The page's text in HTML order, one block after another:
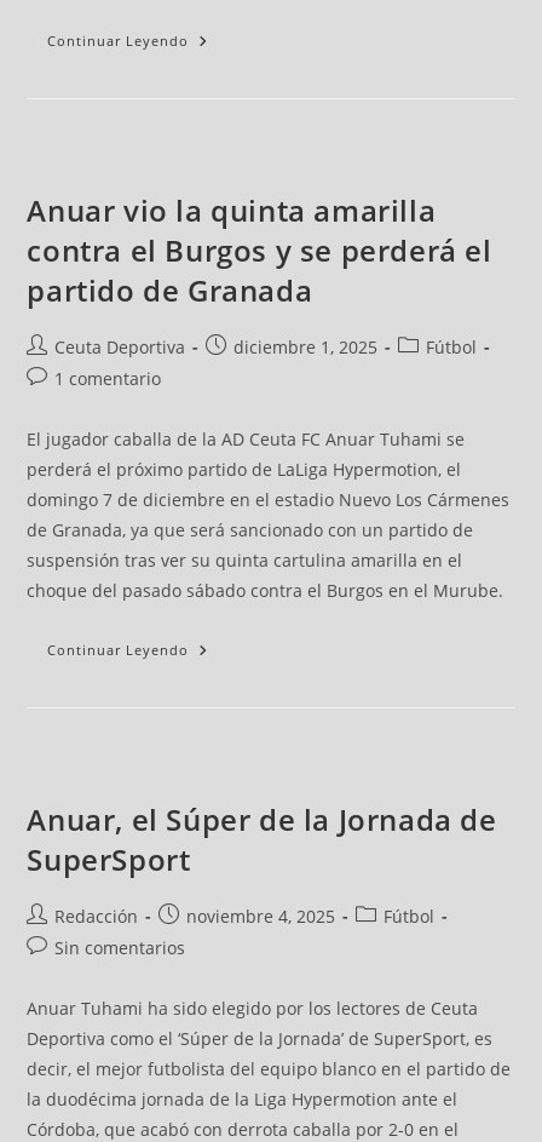
Continuar Leyendo
Anuar vio la quinta amarilla
contra el Burgos y se perderá el
partido de Granada
Ceuta Deportiva diciembre 1, 2025
Fútbol
1 comentario
El jugador caballa de la AD Ceuta FC Anuar Tuhami se
perderá el próximo partido de LaLiga Hypermotion, el
domingo 7 de diciembre en el estadio Nuevo Los Cármenes
de Granada, ya que será sancionado con un partido de
suspensión tras ver su quinta cartulina amarilla en el
choque del pasado sábado contra el Burgos en el Murube.
Continuar Leyendo
Anuar, el Súper de la Jornada de
SuperSport
Redacción noviembre 4, 2025
Fútbol
Sin comentarios
Anuar Tuhami ha sido elegido por los lectores de Ceuta
Deportiva como el ‘Súper de la Jornada’ de SuperSport, es
decir, el mejor futbolista del equipo blanco en el partido de
la duodécima jornada de la Liga Hypermotion ante el
Córdoba, que acabó con derrota caballa por 2-0 en el